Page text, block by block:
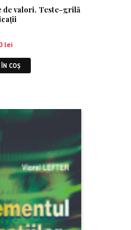
de valori. Teste-grilă
lei
COȘ